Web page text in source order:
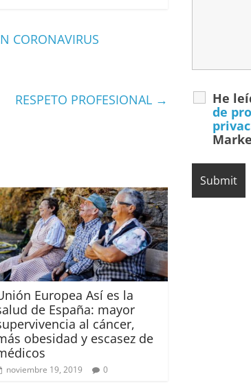
CORONAVIRUS
RESPETO PROFESIONAL →
Europea Así es la
de España: mayor
al cáncer,
obesidad y escasez de
noviembre 19, 2019 0
He
de